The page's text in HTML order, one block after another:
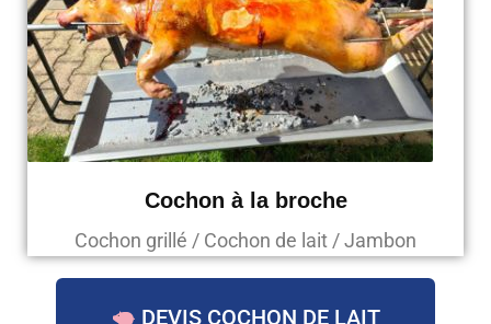
Cochon à la broche
Cochon grillé / Cochon de lait / Jambon
DEVIS COCHON DE LAIT